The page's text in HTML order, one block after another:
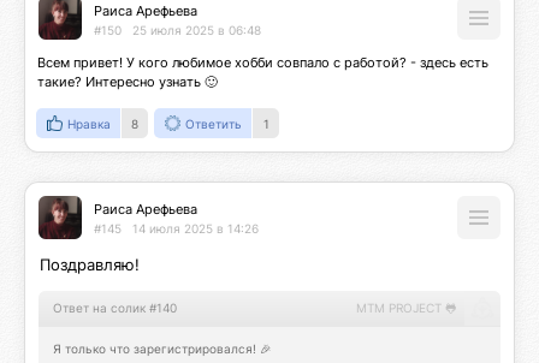
Раиса Арефьева
#150 25 июля 2025 в 06:48
Всем привет! У кого любимое хобби совпало с работой? - здесь есть
такие? Интересно узнать 🙂
Нравка 8 Ответить 1
Раиса Арефьева
#145 14 июля 2025 в 14:26
Поздравляю!
Ответ на солик #140 MTM PROJECT 🐸
Я только что зарегистрировался! 🎉